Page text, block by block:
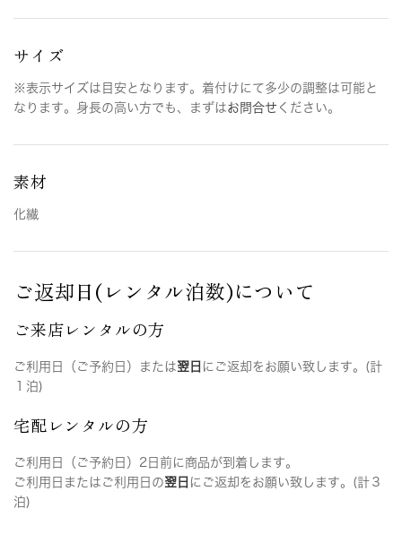
サイズ
※表示サイズは目安となります。着付けにて多少の調整は可能と
なります。身長の高い方でも、まずはお問合せ ください。
素材
化繊
ご返却日(レンタル泊数)について
ご来店レンタルの方
ご利用日（ご予約日）または翌日 にご返却をお願い致します。(計
１泊)
宅配レンタルの方
ご利用日（ご予約日）2日前に商品が到着します。
ご利用日またはご利用日の翌日 にご返却をお願い致します。(計３
泊)